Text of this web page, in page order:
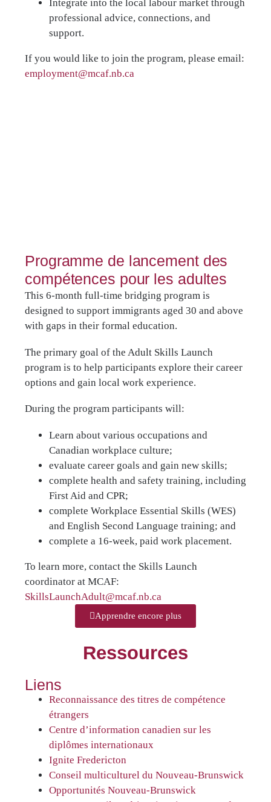
Integrate into the local labour market through
professional advice, connections, and
support.
If you would like to join the program, please email:
employment@mcaf.nb.ca
Programme de lancement des
compétences pour les adultes
This 6-month full-time bridging program is
designed to support immigrants aged 30 and above
with gaps in their formal education.
The primary goal of the Adult Skills Launch
program is to help participants explore their career
options and gain local work experience.
During the program participants will:
Learn about various occupations and
Canadian workplace culture;
evaluate career goals and gain new skills;
complete health and safety training, including
First Aid and CPR;
complete Workplace Essential Skills (WES)
and English Second Language training; and
complete a 16-week, paid work placement.
To learn more, contact the Skills Launch
coordinator at MCAF:
SkillsLaunchAdult@mcaf.nb.ca
Apprendre encore plus
Ressources
Liens
Reconnaissance des titres de compétence
étrangers
Centre d’information canadien sur les
diplômes internationaux
Ignite Fredericton
Conseil multiculturel du Nouveau-Brunswick
Opportunités Nouveau-Brunswick